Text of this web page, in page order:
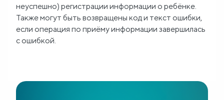
неуспешно) регистрации информации о ребёнке.
Также могут быть возвращены код и текст ошибки,
если операция по приёму информации завершилась
с ошибкой.